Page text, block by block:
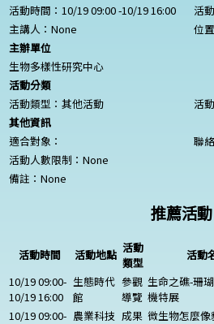
活動時間：10/19 09:00 -10/19 16:00
活
主講人： None
位
主辦單位
生物多樣性研究中心
活動分類
活動類型：其他活動
活
其他資訊
適合對象：
聯
活動人數限制： None
備註： None
推薦活動
活動時間 活動地點 活動
類型
活動
10/19 09:00-
10/19 16:00
生態時代
館
參觀
導覽
生命之礁-珊
機特展
10/19 09:00- 農業科技 成果 微生物怎麼像